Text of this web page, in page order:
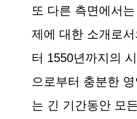
또 다른 측면에서
제에 대한 소개로
터 1550년까지의
으로부터 충분한
는 긴 기간동안 모